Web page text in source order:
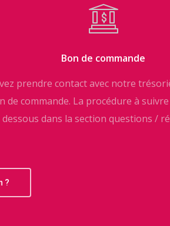
Bon de commande
prendre contact avec notre
de commande. La procédure à
dessous dans la section questions /
?